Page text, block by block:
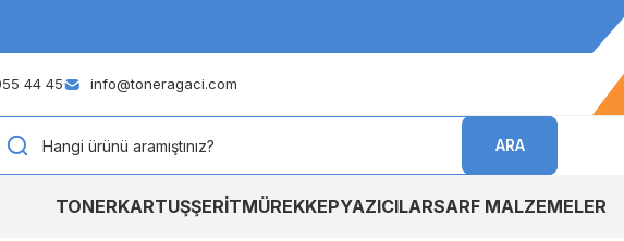
44 45 info@toneragaci.com
ARA
TONERKARTUŞŞERİTMÜREKKEPYAZICILARSARF MALZEMELER